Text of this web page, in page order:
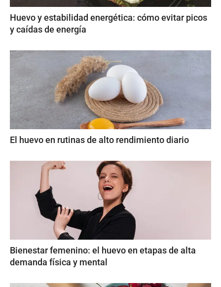
Huevo y estabilidad energética: cómo evitar picos
y caídas de energía
El huevo en rutinas de alto rendimiento diario
Bienestar femenino: el huevo en etapas de alta
demanda física y mental